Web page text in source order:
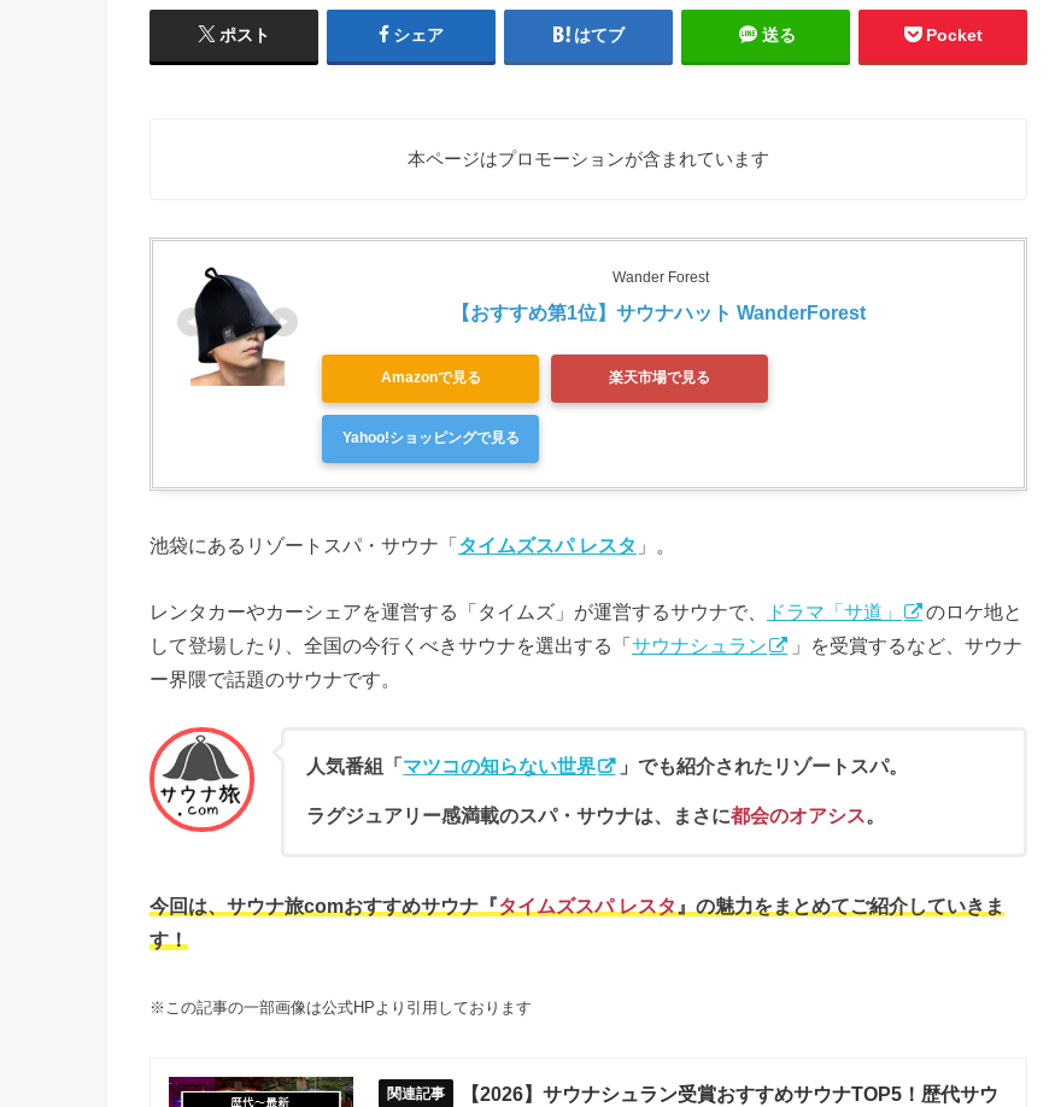
ポスト シェア はてブ 送る Pocket
本ページはプロモーションが含まれています
Wander Forest
【おすすめ第1位】サウナハット WanderForest
Amazonで見る 楽天市場で見る
Yahoo!ショッピングで見る
池袋にあるリゾートスパ・サウナ「タイムズスパ レスタ 」。
レンタカーやカーシェアを運営する「タイムズ」が運営するサウナで、 ドラマ「サ道」
のロケ地と
して登場したり、全国の今行くべきサウナを選出する「サウナシュラン
」を受賞するなど、サウナ
ー界隈で話題のサウナです。
人気番組「 マツコの知らない世界 」でも紹介されたリゾートスパ。
ラグジュアリー感満載のスパ・サウナは、まさに都会のオアシス。
今回は、サウナ旅comおすすめサウナ『タイムズスパ レスタ 』の魅力をまとめてご紹介していきま
す！
※この記事の一部画像は公式HPより引用しております
【2026】サウナシュラン受賞おすすめサウナTOP5！歴代サウ